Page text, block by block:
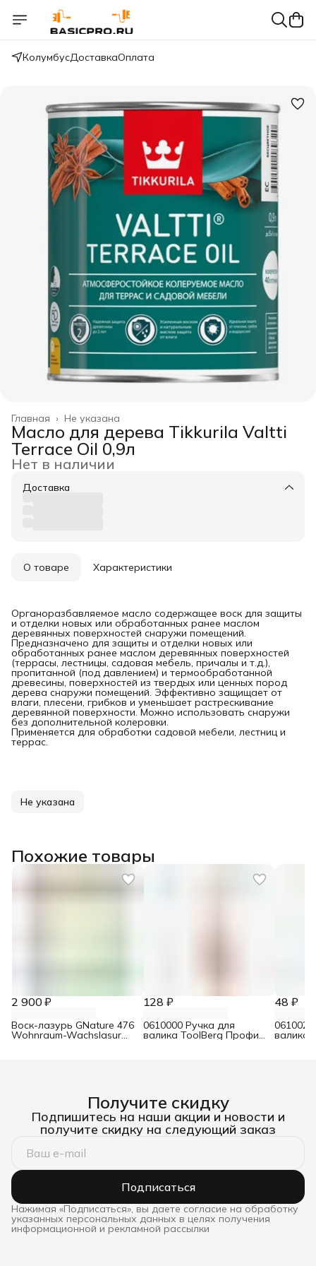
КолумбусДоставкаОплата
Не указана
Главная ›
Масло для дерева Tikkurila Valtti
Terrace Oil 0,9л
Нет в наличии
Доставка
О товаре Характеристики
Органоразбавляемое масло содержащее воск для защиты
и отделки новых или обработанных ранее маслом
деревянных поверхностей снаружи помещений.
Предназначено для защиты и отделки новых или
обработанных ранее маслом деревянных поверхностей
(террасы, лестницы, садовая мебель, причалы и т.д.),
пропитанной (под давлением) и термообработанной
древесины, поверхностей из твердых или ценных пород
дерева снаружи помещений. Эффективно защищает от
влаги, плесени, грибков и уменьшает растрескивание
деревянной поверхности. Можно использовать снаружи
без дополнительной колеровки.
Применяется для обработки садовой мебели, лестниц и
террас.
Не указана
Похожие товары
2 900 ₽
Воск-лазурь GNature 476
Wohnraum-Wachslasur
128 ₽
0610000 Ручка для
валика ToolBerg Профи
48 ₽
валика
Получите скидку
Подпишитесь на наши акции и новости и
получите скидку на следующий заказ
Подписаться
Нажимая «Подписаться», вы даете согласие на обработку
указанных персональных данных в целях получения
информационной и рекламной рассылки